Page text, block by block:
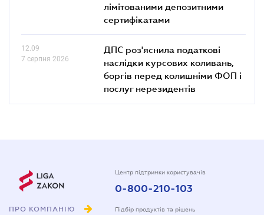
лімітованими депозитними
сертифікатами
12.09
7 серпня 2026
ДПС роз'яснила податкові
наслідки курсових коливань,
боргів перед колишніми ФОП і
послуг нерезидентів
ПРО КОМПАНІЮ
Центр підтримки користувачів
0-800-210-103
Підбір продуктів та рішень